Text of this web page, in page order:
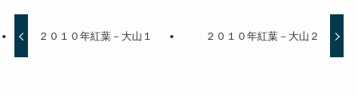
２０１０年紅葉－大山１ ２０１０年紅葉－大山２